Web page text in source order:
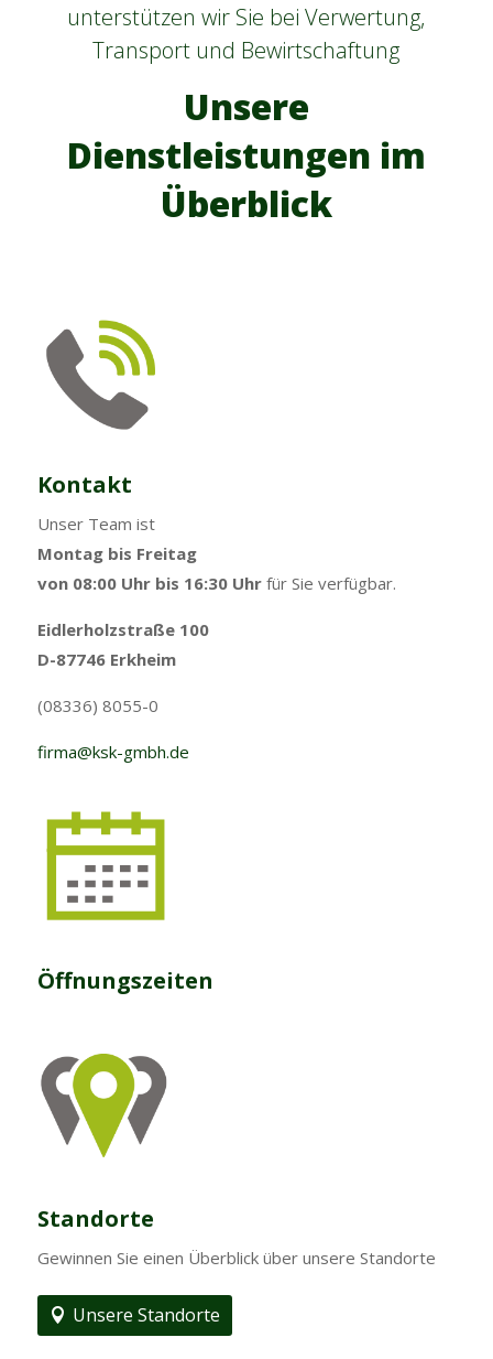
unterstützen wir Sie bei Verwertung,
Transport und Bewirtschaftung
Unsere
Dienstleistungen im
Überblick
Kontakt
Unser Team ist
Montag bis Freitag
von 08:00 Uhr bis 16:30 Uhr für Sie verfügbar.
Eidlerholzstraße 100
D-87746 Erkheim
(08336) 8055-0
firma@ksk-gmbh.de
Öffnungszeiten
Standorte
Gewinnen Sie einen Überblick über unsere Standorte
Unsere Standorte